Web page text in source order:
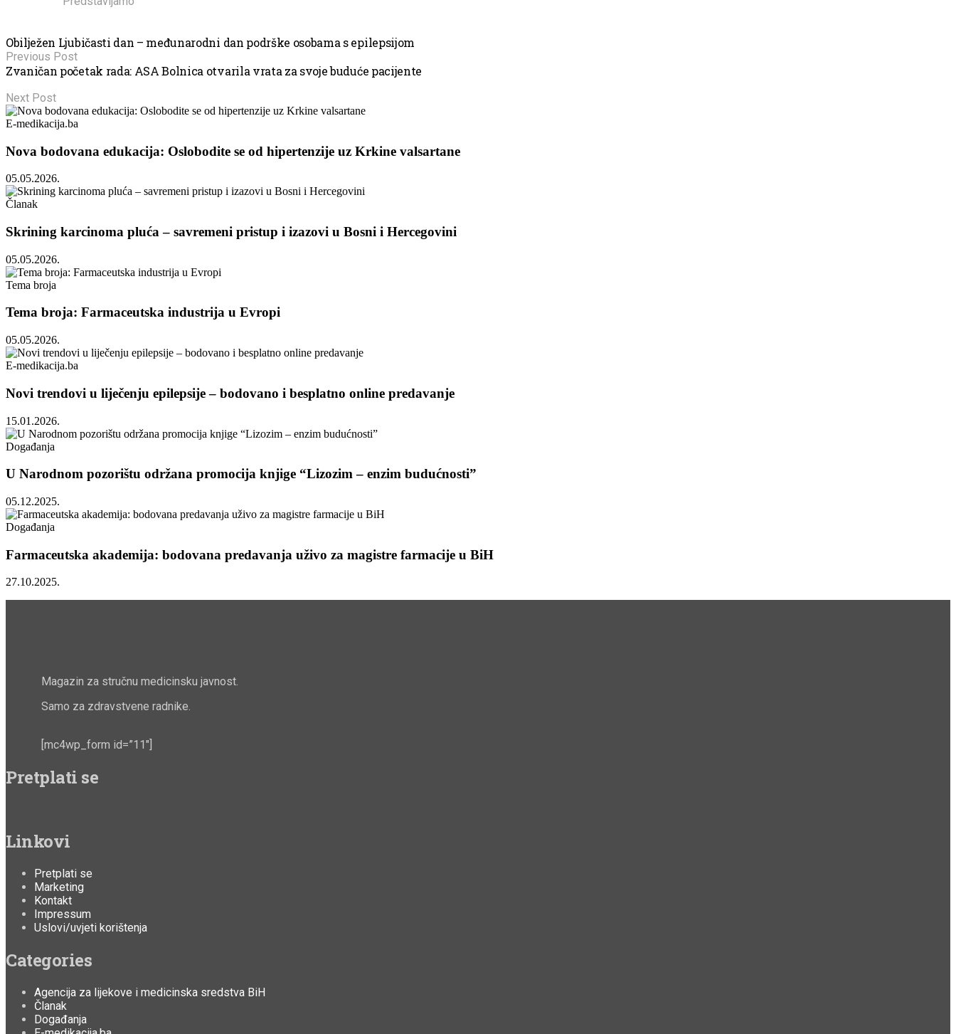
Obilježen Ljubičasti dan – međunarodni dan podrške osobama s epilepsijom
Previous Post
Zvaničan početak rada: ASA Bolnica otvarila vrata za svoje buduće pacijente
Next Post
E-medikacija.ba
Nova bodovana edukacija: Oslobodite se od hipertenzije uz Krkine valsartane
05.05.2026.
Članak
Skrining karcinoma pluća – savremeni pristup i izazovi u Bosni i Hercegovini
05.05.2026.
Tema broja
Tema broja: Farmaceutska industrija u Evropi
05.05.2026.
E-medikacija.ba
Novi trendovi u liječenju epilepsije – bodovano i besplatno online predavanje
15.01.2026.
Događanja
U Narodnom pozorištu održana promocija knjige “Lizozim – enzim budućnosti”
05.12.2025.
Događanja
Farmaceutska akademija: bodovana predavanja uživo za magistre farmacije u BiH
27.10.2025.
Magazin za stručnu medicinsku javnost.
Samo za zdravstvene radnike.
[mc4wp_form id=”11″]
Pretplati se
Linkovi
Pretplati se
Marketing
Kontakt
Impressum
Uslovi/uvjeti korištenja
Categories
Agencija za lijekove i medicinska sredstva BiH
Članak
Događanja